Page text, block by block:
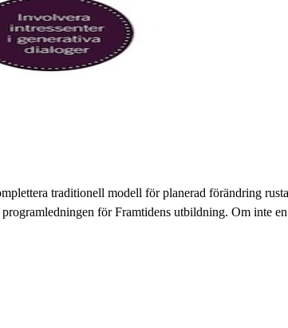
traditionell modell för planerad förändring
för Framtidens utbildning. Om inte